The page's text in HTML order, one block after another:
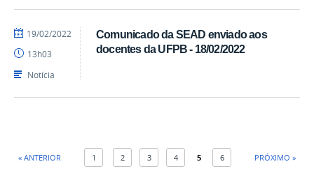
Comunicado da SEAD enviado aos
docentes da UFPB - 18/02/2022
por
-
SEAD
publicado
19/02/2022
13h03
Notícia
« ANTERIOR 1 2 3 4 5 6 PRÓXIMO »